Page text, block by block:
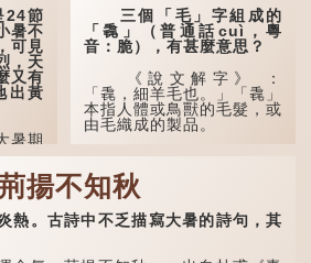
節
暑不
可見
，天
又有
出黃
暑期
書·
暑之
日，
雨時
時節
，常
三個「毛」字組成的
「毳」（普通話cuì，粵
音：脆），有甚麼意思？
《說文解字》 ：
「毳，細羊毛也。」「毳」
本指人體或鳥獸的毛髮，或
由毛織成的製品。
人體表面，例如手臂等
部位生長的細毛，也叫
「毳」，又叫「寒毛」、
「汗毛」。
醫學上，「毳毛」是一
揚不知秋
。古詩中不乏描寫大暑的詩句，其